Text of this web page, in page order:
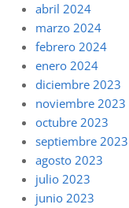
abril 2024
marzo 2024
febrero 2024
enero 2024
diciembre 2023
noviembre 2023
octubre 2023
septiembre 2023
agosto 2023
julio 2023
junio 2023